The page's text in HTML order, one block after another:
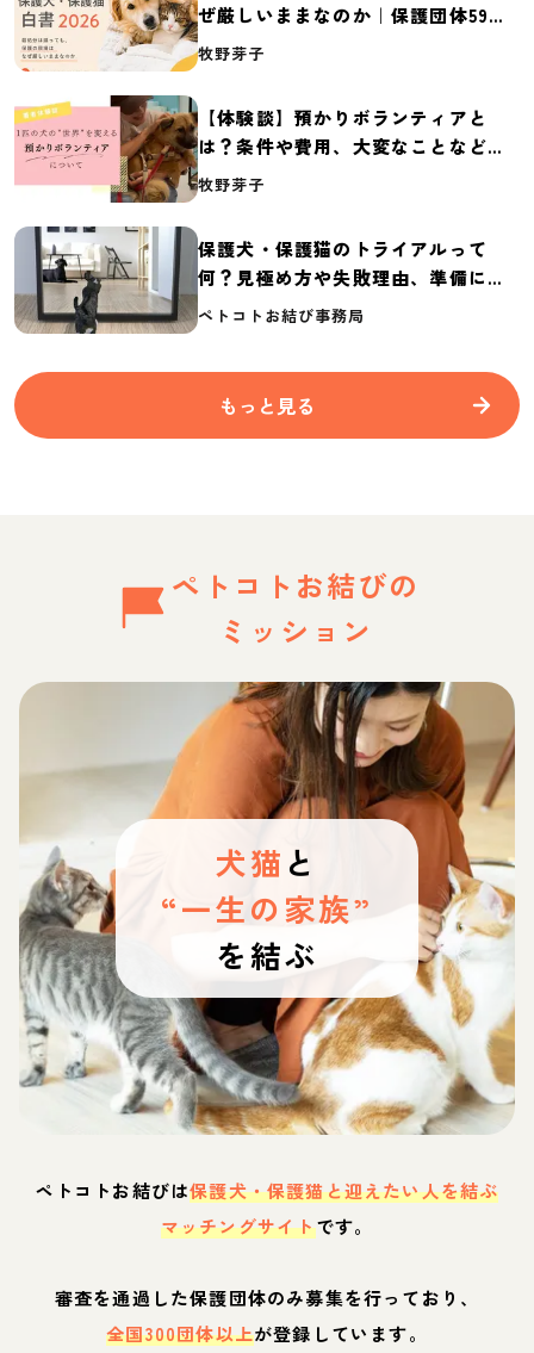
ぜ厳しいままなのか｜保護団体59団
体の実態調査【保護犬・保護猫白書
牧野芽子
【体験談】預かりボランティアと
は？条件や費用、大変なことなど紹
介
牧野芽子
保護犬・保護猫のトライアルって
何？見極め方や失敗理由、準備に必
要なものを紹介
ペトコトお結び事務局
もっと見る
ペトコトお結びの
ミッション
犬猫 と
“一生の家族”
を結ぶ
ペトコトお結びは保護犬・保護猫と迎えたい人を結ぶ
マッチングサイトです。
審査を通過した保護団体のみ募集を行っており、
全国300団体以上が登録しています。